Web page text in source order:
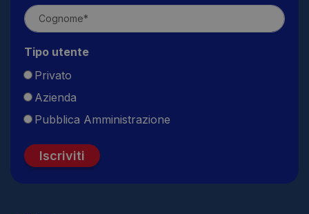
Tipo utente
Privato
Azienda
Pubblica Amministrazione
Iscriviti